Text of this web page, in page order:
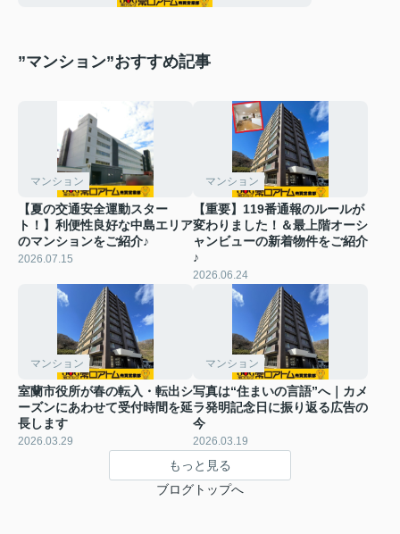
”マンション”おすすめ記事
マンション
【夏の交通安全運動スター
ト！】利便性良好な中島エリア
のマンションをご紹介♪
2026.07.15
マンション
【重要】119番通報のルールが
変わりました！＆最上階オーシ
ャンビューの新着物件をご紹介
♪
2026.06.24
マンション
室蘭市役所が春の転入・転出シ
ーズンにあわせて受付時間を延
長します
2026.03.29
マンション
写真は“住まいの言語”へ｜カメ
ラ発明記念日に振り返る広告の
今
2026.03.19
もっと見る
ブログトップへ